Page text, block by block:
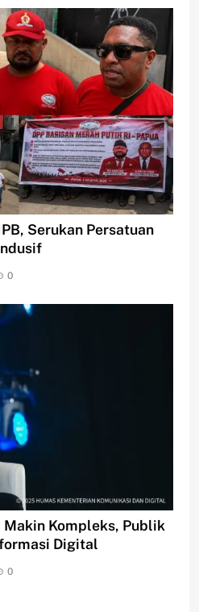
Serukan Persatuan
0
Kompleks, Publik
Digital
0